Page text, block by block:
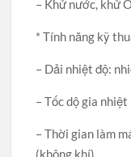
– Khử nước, khử
* Tính năng kỹ
– Dải nhiệt độ:
– Tốc dộ gia
– Thời gian làm
(không khí)